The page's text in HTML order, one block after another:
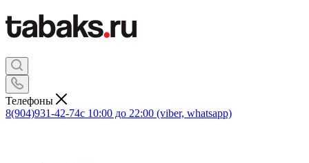
Телефоны
8(904)931-42-74с 10:00 до 22:00 (viber, whatsapp)